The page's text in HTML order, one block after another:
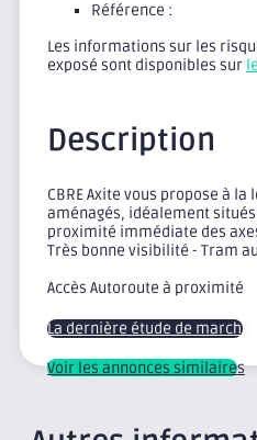
Référence :
Les informations sur les
exposé sont disponibles sur
Description
CBRE Axite vous propose à
aménagés, idéalement situés à
proximité immédiate des
Très bonne visibilité - Tram
Accès Autoroute à proximité
La dernière étude de marché
Voir les annonces similaires